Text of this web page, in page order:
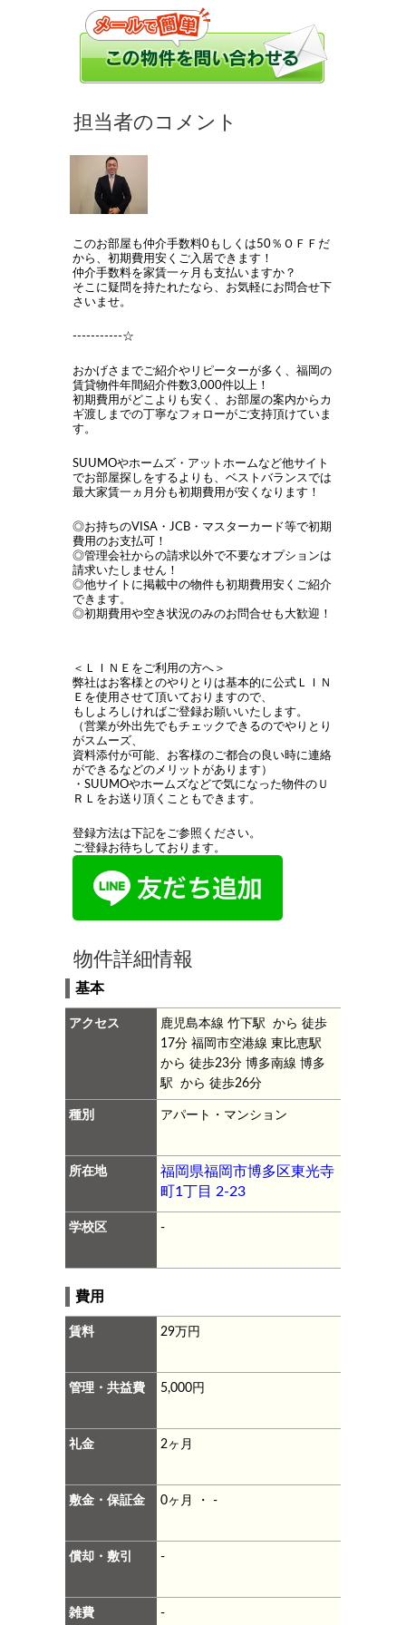
このお部屋も仲介手数料0もしくは50％ＯＦＦだ
から、初期費用安くご入居できます！
仲介手数料を家賃一ヶ月も支払いますか？
そこに疑問を持たれたなら、お気軽にお問合せ下
さいませ。
-----------☆
おかげさまでご紹介やリピーターが多く、福岡の
賃貸物件年間紹介件数3,000件以上！
初期費用がどこよりも安く、お部屋の案内からカ
ギ渡しまでの丁寧なフォローがご支持頂けていま
す。
SUUMOやホームズ・アットホームなど他サイト
でお部屋探しをするよりも、ベストバランスでは
最大家賃一ヵ月分も初期費用が安くなります！
◎お持ちのVISA・JCB・マスターカード等で初期
費用のお支払可！
◎管理会社からの請求以外で不要なオプションは
請求いたしません！
◎他サイトに掲載中の物件も初期費用安くご紹介
できます。
◎初期費用や空き状況のみのお問合せも大歓迎！
＜ＬＩＮＥをご利用の方へ＞
弊社はお客様とのやりとりは基本的に公式ＬＩＮ
Ｅを使用させて頂いておりますので、
もしよろしければご登録お願いいたします。
（営業が外出先でもチェックできるのでやりとり
がスムーズ、
資料添付が可能、お客様のご都合の良い時に連絡
ができるなどのメリットがあります）
・SUUMOやホームズなどで気になった物件のＵ
ＲＬをお送り頂くこともできます。
登録方法は下記をご参照ください。
ご登録お待ちしております。
物件詳細情報
基本
アクセス
鹿児島本線 竹下駅 から 徒歩
17分福岡市空港線 東比恵駅
から 徒歩23分博多南線 博多
駅 から 徒歩26分
種別 アパート・マンション
所在地
福岡県福岡市博多区東光寺
町1丁目 2-23
学校区 -
費用
賃料 29万円
管理・共益費 5,000円
礼金 2ヶ月
敷金・保証金 0ヶ月 ・ -
償却・敷引 -
雑費 -